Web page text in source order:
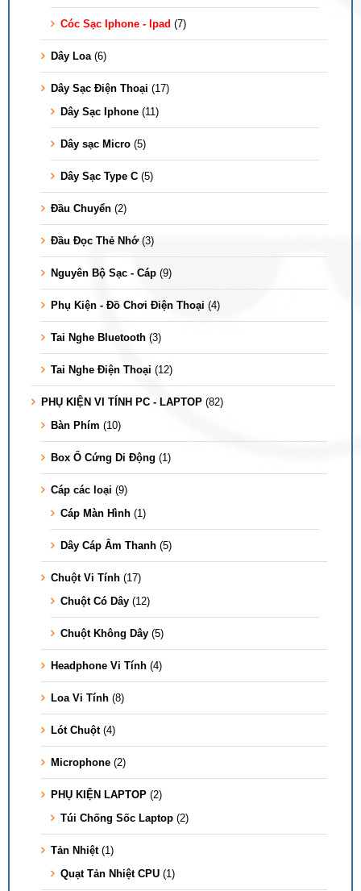
Cóc Sạc Iphone - Ipad (7)
Dây Loa (6)
Dây Sạc Điện Thoại (17)
Dây Sạc Iphone (11)
Dây sạc Micro (5)
Dây Sạc Type C (5)
Đầu Chuyển (2)
Đầu Đọc Thẻ Nhớ (3)
Nguyên Bộ Sạc - Cáp (9)
Phụ Kiện - Đồ Chơi Điện Thoại (4)
Tai Nghe Bluetooth (3)
Tai Nghe Điện Thoại (12)
PHỤ KIỆN VI TÍNH PC - LAPTOP (82)
Bàn Phím (10)
Box Ổ Cứng Di Động (1)
Cáp các loại (9)
Cáp Màn Hình (1)
Dây Cáp Âm Thanh (5)
Chuột Vi Tính (17)
Chuột Có Dây (12)
Chuột Không Dây (5)
Headphone Vi Tính (4)
Loa Vi Tính (8)
Lót Chuột (4)
Microphone (2)
PHỤ KIỆN LAPTOP (2)
Túi Chống Sốc Laptop (2)
Tản Nhiệt (1)
Quạt Tản Nhiệt CPU (1)